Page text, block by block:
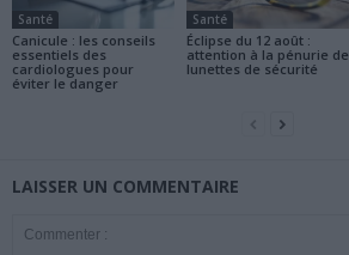
Santé
Canicule : les conseils
essentiels des
cardiologues pour
éviter le danger
Santé
Éclipse du 12 août :
attention à la pénurie de
lunettes de sécurité
LAISSER UN COMMENTAIRE